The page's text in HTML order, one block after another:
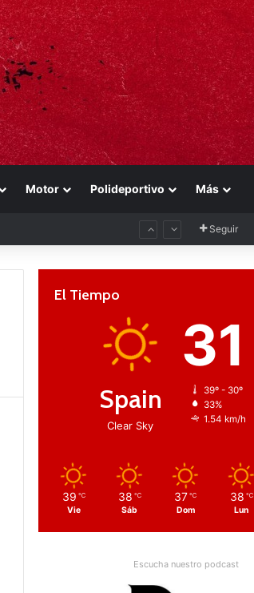
Motor Polideportivo Más
Seguir
El Tiempo
Spain
Clear Sky
31
39º - 30º
33%
1.54 km/h
39 ℃
Vie
38 ℃
Sáb
37 ℃
Dom
38 ℃
Lun
Escucha nuestro podcast